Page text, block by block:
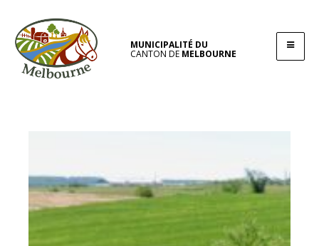
MUNICIPALITÉ DU
CANTON DE MELBOURNE